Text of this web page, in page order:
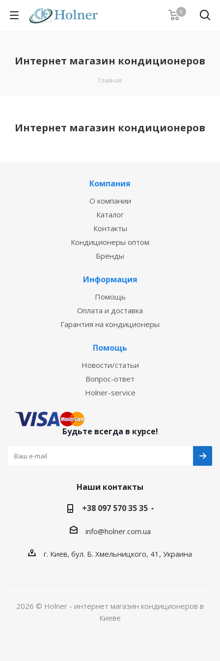
0
Интернет магазин кондиционеров
Главная
Интернет магазин кондиционеров
Компания
О компании
Каталог
Контакты
Кондиционеры оптом
Бренды
Информация
Помощь
Оплата и доставка
Гарантия на кондиционеры
Помощь
Новости/статьи
Вопрос-ответ
Holner-service
Будьте всегда в курсе!
Наши контакты
+38 097 570 35 35
info@holner.com.ua
г. Киев, бул. Б. Хмельницкого, 41, Украина
2026 © Holner - интернет магазин кондиционеров в
Киеве